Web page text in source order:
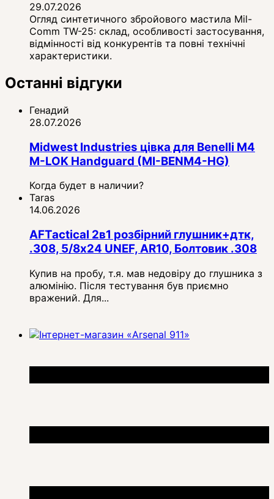
29.07.2026
Огляд синтетичного збройового мастила Mil-
Comm TW-25: склад, особливості застосування,
відмінності від конкурентів та повні технічні
характеристики.
Останні відгуки
Генадий
28.07.2026
Midwest Industries цівка для Benelli M4
M-LOK Handguard (MI-BENM4-HG)
Когда будет в наличии?
Taras
14.06.2026
AFTactical 2в1 розбірний глушник+дтк,
.308, 5/8x24 UNEF, AR10, Болтовик .308
Купив на пробу, т.я. мав недовіру до глушника з
алюмінію. Після тестування був приємно
вражений. Для...